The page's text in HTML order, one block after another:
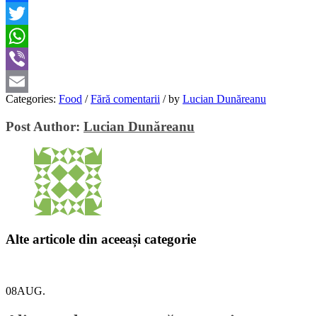
Facebook
Twitter
WhatsApp
Viber
Email
Categories: Food / Fără comentarii /by Lucian Dunăreanu
Post Author: Lucian Dunăreanu
Alte articole din aceeași categorie
08AUG.